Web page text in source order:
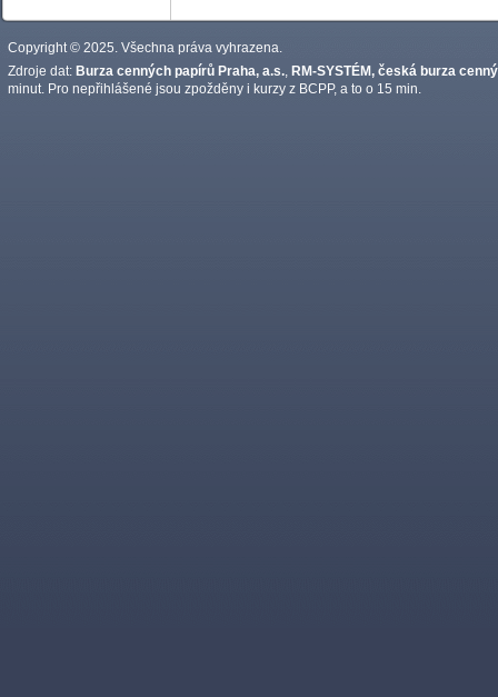
Copyright © 2025. Všechna práva vyhrazena.
Zdroje dat: Burza cenných papírů Praha, a.s., RM-SYSTÉM, česká burza
minut. Pro nepřihlášené jsou zpožděny i kurzy z BCPP, a to o 15 min.